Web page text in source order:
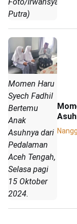
Putra)
Momen Haru
Syech Fadhil
Bertemu
Anak
Asuhnya dari
Pedalaman
Aceh Tengah,
Selasa pagi
15 Oktober
2024.